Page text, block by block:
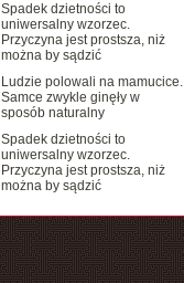
Spadek dzietności to
uniwersalny wzorzec.
Przyczyna jest prostsza, niż
można by sądzić
Ludzie polowali na mamucice.
Samce zwykle ginęły w
sposób naturalny
Spadek dzietności to
uniwersalny wzorzec.
Przyczyna jest prostsza, niż
można by sądzić